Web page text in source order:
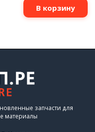
В корзину
запчасти для
материалы